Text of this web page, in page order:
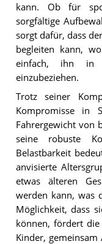
kann. Ob für
sorgfältige
sorgt dafür, dass
begleiten kann,
einfach, ihn in
einzubeziehen.
Trotz seiner
Kompromisse in
Fahrergewicht von
seine robuste
Belastbarkeit
anvisierte
etwas älteren
werden kann, was
Möglichkeit, dass
können, fördert
Kinder,